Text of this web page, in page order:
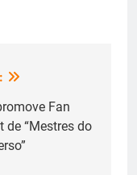
Fan
de “Mestres do